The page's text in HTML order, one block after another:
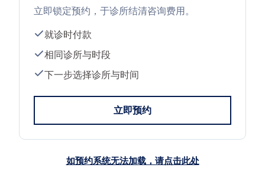
立即锁定预约，于诊所结清咨询费用。
就诊时付款
相同诊所与时段
下一步选择诊所与时间
立即预约
如预约系统无法加载，请点击此处